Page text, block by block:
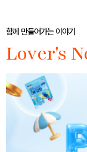
함께 만들어가는 이야기
Lover's